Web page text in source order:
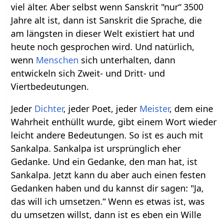
viel älter. Aber selbst wenn Sanskrit "nur“ 3500
Jahre alt ist, dann ist Sanskrit die Sprache, die
am längsten in dieser Welt existiert hat und
heute noch gesprochen wird. Und natürlich,
wenn Menschen sich unterhalten, dann
entwickeln sich Zweit- und Dritt- und
Viertbedeutungen.
Jeder Dichter, jeder Poet, jeder Meister, dem eine
Wahrheit enthüllt wurde, gibt einem Wort wieder
leicht andere Bedeutungen. So ist es auch mit
Sankalpa. Sankalpa ist ursprünglich eher
Gedanke. Und ein Gedanke, den man hat, ist
Sankalpa. Jetzt kann du aber auch einen festen
Gedanken haben und du kannst dir sagen: "Ja,
das will ich umsetzen.“ Wenn es etwas ist, was
du umsetzen willst, dann ist es eben ein Wille